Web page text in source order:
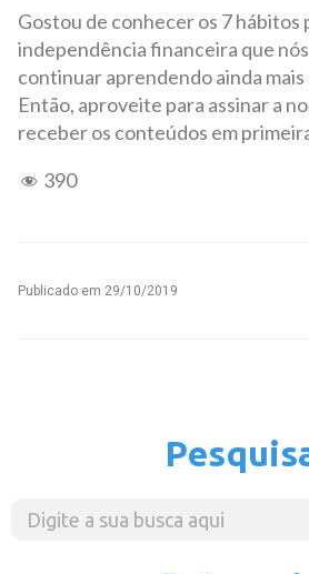
Gostou de conhecer os 7 hábitos
independência financeira que
continuar aprendendo ainda
Então, aproveite para assinar a
receber os conteúdos em
390
Publicado em 29/10/2019